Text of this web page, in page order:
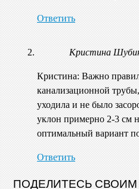
Ответить
Кристина
Кристина: Важно
канализационной
уходила и не было
уклон примерно 2-3 см
оптимальный вариант
Ответить
ПОДЕЛИТЕСЬ